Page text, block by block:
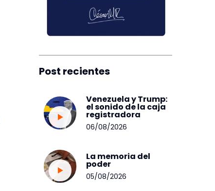
Post recientes
Venezuela y Trump:
el sonido de la caja
registradora
06/08/2026
La memoria del
poder
05/08/2026